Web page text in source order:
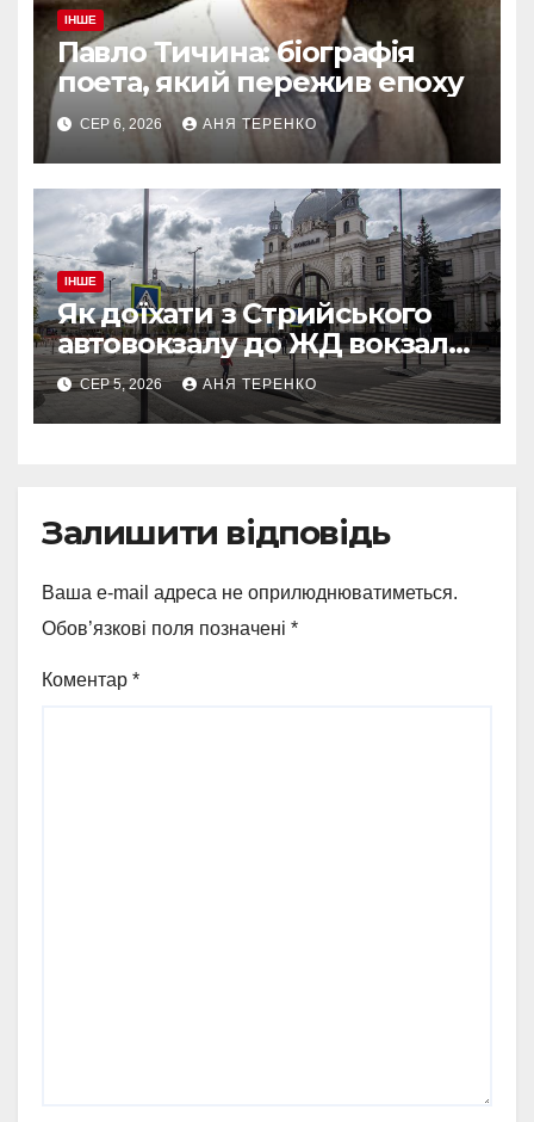
ІНШЕ
Павло Тичина: біографія
поета, який пережив епоху
СЕР 6, 2026 АНЯ ТЕРЕНКО
ІНШЕ
Як доїхати з Стрийського
автовокзалу до ЖД вокзалу
у Львові
СЕР 5, 2026 АНЯ ТЕРЕНКО
Залишити відповідь
Ваша e-mail адреса не оприлюднюватиметься.
Обов’язкові поля позначені *
Коментар *